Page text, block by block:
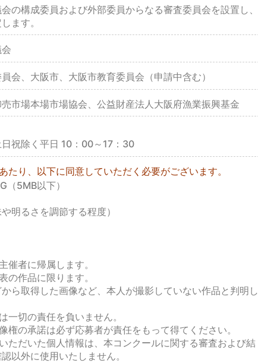
の構成委員および外部委員からなる審査委員会を設置し、
ます。
会、大阪市、大阪市教育委員会（申請中含む）
売市場本場市場協会、公益財産法人大阪府漁業振興基金
祝除く平日 10：00～17：30
たり、以下に同意していただく必要がございます。
（5MB以下）
明るさを調節する程度）
催者に帰属します。
の作品に限ります。
から取得した画像など、本人が撮影していない作品と判明し
一切の責任を負いません。
権の承諾は必ず応募者が責任をもって得てください。
ただいた個人情報は、本コンクールに関する審査および結
以外に使用いたしません。